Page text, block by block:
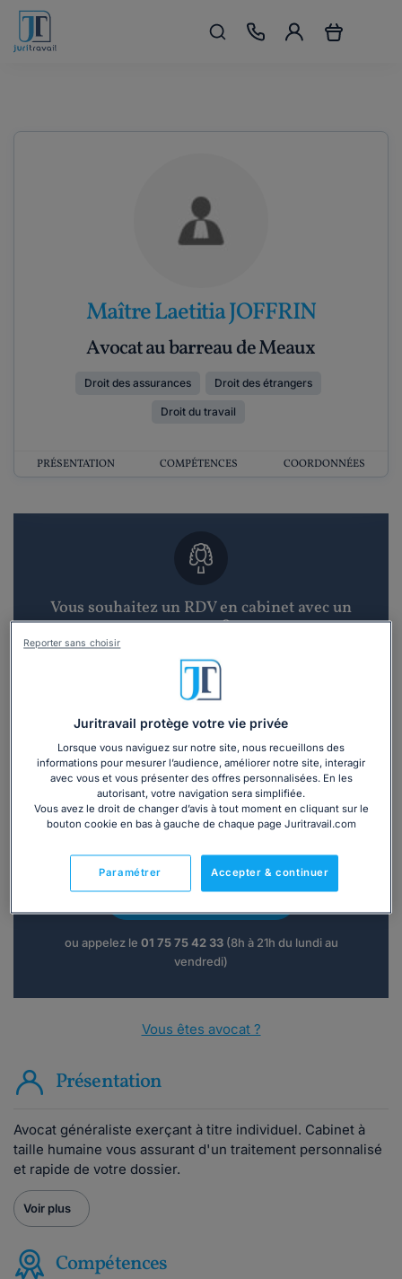
Maître Laetitia JOFFRIN
Avocat au barreau de Meaux
Droit des assurances Droit des étrangers
Droit du travail
PRÉSENTATION COMPÉTENCES COORDONNÉES
Vous souhaitez un RDV en cabinet avec un
avocat ?
Recevoir des devis d'avocats
Vous souhaitez une consultation par
téléphone ?
ou appelez le 01 75 75 42 33(8h à 21h du lundi au
vendredi)
Vous êtes avocat ?
Présentation
Avocat généraliste exerçant à titre individuel. Cabinet à
taille humaine vous assurant d'un traitement personnalisé
et rapide de votre dossier.
Voir plus
Compétences
Juritravail protège votre vie privée
Lorsque vous naviguez sur notre site, nous recueillons des
informations pour mesurer l’audience, améliorer notre site, interagir
avec vous et vous présenter des offres personnalisées. En les
autorisant, votre navigation sera simplifiée.
Vous avez le droit de changer d’avis à tout moment en cliquant sur le
bouton cookie en bas à gauche de chaque page Juritravail.com
Accepter & continuer
Paramétrer
Reporter sans choisir